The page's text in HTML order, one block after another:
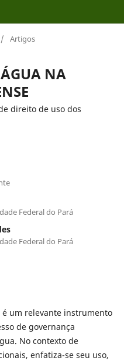
/ Artigos
NA
direito de uso dos
Federal do Pará
Federal do Pará
um relevante instrumento
de governança
No contexto de
enfatiza-se seu uso,